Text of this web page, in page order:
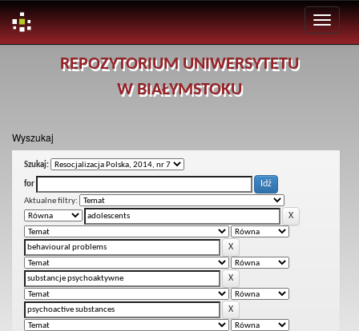
REPOZYTORIUM UNIWERSYTETU
W BIAŁYMSTOKU
Wyszukaj
Szukaj:
for
Aktualne filtry: